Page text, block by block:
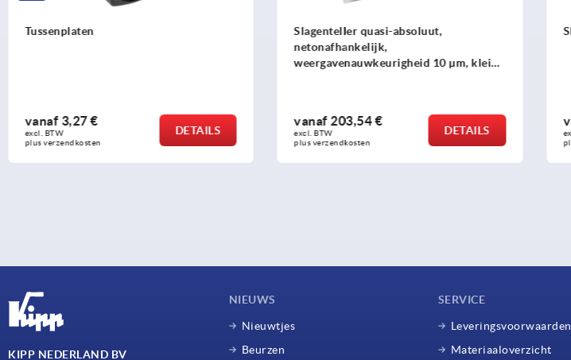
Slagenteller quasi-absoluut,
vanaf203,54 €
excl. BTW
plus verzendkosten
DETAILS
Slagenteller met holle stalen as, 5 series
vanaf54,62 €
excl. BTW
plus verzendkosten
DETAILS
KIPP NEDERLAND BV
NIEUWS
Nieuwtjes
Beurzen
SERVICE
Leveringsvoorwaarden
Materiaaloverzicht